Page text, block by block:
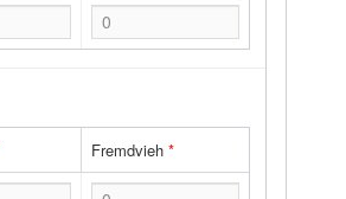
Fremdvieh*